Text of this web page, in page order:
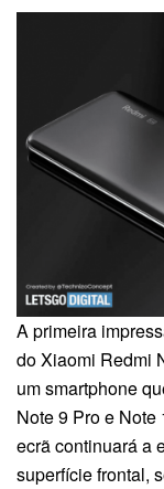
A primeira
do Xiaomi Redmi
um smartphone
Note 9 Pro e
ecrã continuará a
superfície frontal,